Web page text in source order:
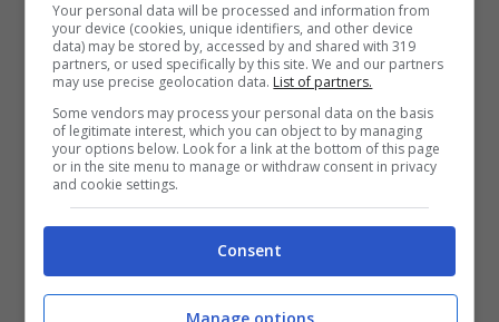
Da giovanissimo ha esplorato con vivo
ardorela Letteratura, coltivando- in
particolar modo- la passione per i testi di
Tolstoj, Cervantes e Dostoevskij. Ha
terminato ben presto il suo percorso di
studi ed ha iniziato a lavorare espletando
’attività di manovale. In seguito ha svolto
il servizio militare e, una volta terminato,
Your personal data will be processed and information from
your device (cookies, unique identifiers, and other device
data) may be stored by, accessed by and shared with 319
partners, or used specifically by this site. We and our partners
may use precise geolocation data. List of partners.
Some vendors may process your personal data on the basis
of legitimate interest, which you can object to by managing
your options below. Look for a link at the bottom of this page
or in the site menu to manage or withdraw consent in privacy
and cookie settings.
Consent